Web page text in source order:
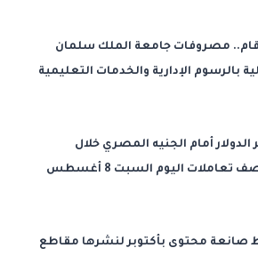
مصروفات جامعة الملك سلمان
بالرسوم الإدارية والخدمات التعليمية
أمام الجنيه المصري خلال
منتصف تعاملات اليوم السبت 8 أغسطس
صانعة محتوى بأكتوبر لنشرها مقاطع